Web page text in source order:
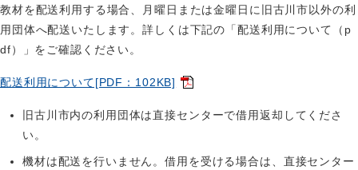
教材を配送利用する場合、月曜日または金曜日に旧古川市以外の利
用団体へ配送いたします。詳しくは下記の「配送利用について（p
df）」をご確認ください。
配送利用について[PDF：102KB]
旧古川市内の利用団体は直接センターで借用返却してくださ
い。
機材は配送を行いません。借用を受ける場合は、直接センター